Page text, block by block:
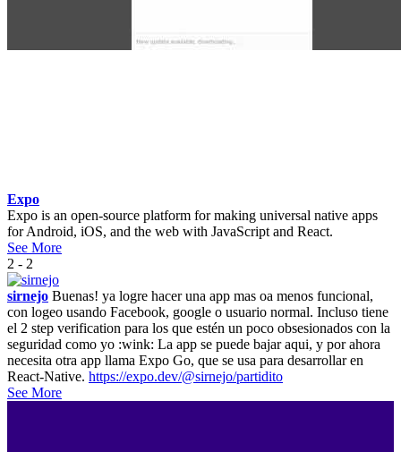
Expo
Expo is an open-source platform for making universal native apps
for Android, iOS, and the web with JavaScript and React.
See More
2 - 2
sirnejo Buenas! ya logre hacer una app mas oa menos funcional,
con logeo usando Facebook, google o usuario normal. Incluso tiene
el 2 step verification para los que estén un poco obsesionados con la
seguridad como yo :wink: La app se puede bajar aqui, y por ahora
necesita otra app llama Expo Go, que se usa para desarrollar en
React-Native. https://expo.dev/@sirnejo/partidito
See More